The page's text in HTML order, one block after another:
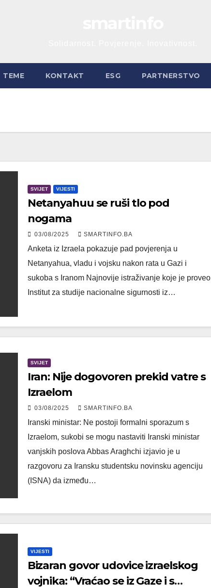
TEME KONTAKT ESG PARTNERSTVO
SVIJET VIJESTI
Netanyahuu se ruši tlo pod
nogama
03/08/2025 SMARTINFO.BA
Anketa iz Izraela pokazuje pad povjerenja u
Netanyahua, vladu i vojsku nakon rata u Gazi i
sukoba s Iranom Najnovije istraživanje koje je proveo
Institut za studije nacionalne sigurnosti iz…
SVIJET
Iran: Nije dogovoren prekid vatre s
Izraelom
03/08/2025 SMARTINFO.BA
Iranski ministar: Ne postoji formalni sporazum s
Izraelom, sukobi se mogu nastaviti Iranski ministar
vanjskih poslova Abbas Araghchi izjavio je u
razgovoru za Iransku studentsku novinsku agenciju
(ISNA) da između…
VIJESTI
Bizaran govor udovice izraelskog
vojnika: “Vraćao se iz Gaze i s